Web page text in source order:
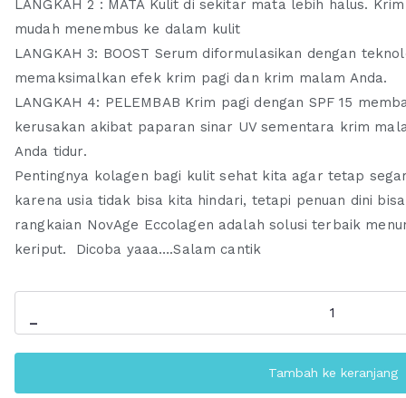
LANGKAH 2 : MATA Kulit di sekitar mata lebih halus.
mudah menembus ke dalam kulit
LANGKAH 3: BOOST Serum diformulasikan dengan
memaksimalkan efek krim pagi dan krim malam Anda.
LANGKAH 4: PELEMBAB Krim pagi dengan SPF 15
kerusakan akibat paparan sinar UV sementara krim
Anda tidur.
Pentingnya kolagen bagi kulit sehat kita agar tetap
karena usia tidak bisa kita hindari, tetapi penuan dini
rangkaian NovAge Eccolagen adalah solusi terbaik
keriput. Dicoba yaaa….Salam cantik
-
Jual
NovAge+
Tambah ke keranjang